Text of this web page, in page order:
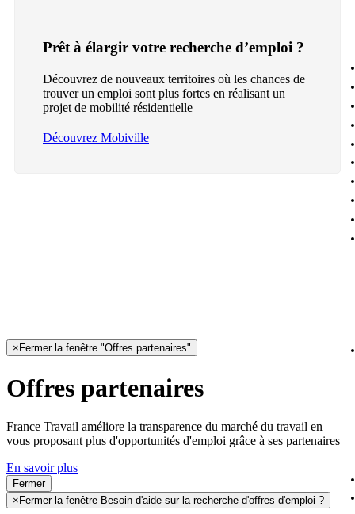
Prêt à élargir votre recherche d’emploi ?
Découvrez de nouveaux territoires où les chances de
trouver un emploi sont plus fortes en réalisant un
projet de mobilité résidentielle
Découvrez Mobiville
× Fermer la fenêtre "Offres partenaires"
Offres partenaires
France Travail améliore la transparence du marché du travail en
vous proposant plus d'opportunités d'emploi grâce à ses partenaires
En savoir plus
Fermer
× Fermer la fenêtre Besoin d'aide sur la recherche d'offres d'emploi ?